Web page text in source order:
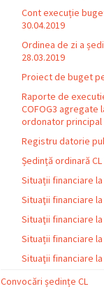
Cont execuție
30.04.2019
Ordinea de zi a
28.03.2019
Proiect de buget
Raporte de
COFOG3 agregate
ordonator
Registru datorie
Ședință ordinară CL
Situații financiare la
Situaţii financiare la
Situaţii financiare la
Situații financiare la
Situaţii financiare la
Convocări ședințe CL